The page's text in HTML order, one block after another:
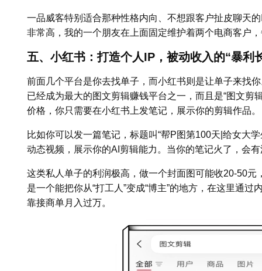
一品威客特别适合那种性格内向、不想跟客户扯皮聊天
非常高，我的一个朋友在上面固定维护着两个电商客户
五、小红书：打造个人IP，被动收入的“暴利
前面几个平台是你去找单子，而小红书则是让单子来找
已经成为最大的图文剪辑赚钱平台之一，而且是“图文剪
价格，你只需要在小红书上发笔记，展示你的剪辑作品。
比如你可以发一篇笔记，标题叫“帮P图第100天|给女大
动态视频，展示你的AI剪辑能力。当你的笔记火了，会
这类私人单子的利润极高，做一个封面图可能收20-50
是一个能把你从“打工人”变成“博主”的地方，在这里通
靠接商单月入过万。